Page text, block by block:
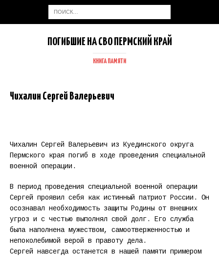
ПОГИБШИЕ НА СВО ПЕРМСКИЙ КРАЙ
КНИГА ПАМЯТИ
Чихалин Сергей Валерьевич
Чихалин Сергей Валерьевич из Куединского округа
Пермского края погиб в ходе проведения специальной
военной операции.
В период проведения специальной военной операции
Сергей проявил себя как истинный патриот России. Он
осознавал необходимость защиты Родины от внешних
угроз и с честью выполнял свой долг. Его служба
была наполнена мужеством, самоотверженностью и
непоколебимой верой в правоту дела.
Сергей навсегда останется в нашей памяти примером